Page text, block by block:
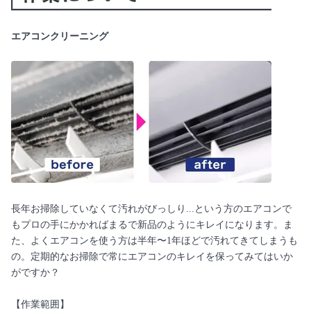
エアコンクリーニング
長年お掃除していなくて汚れがびっしり...という方のエアコンで
もプロの手にかかればまるで新品のようにキレイになります。ま
た、よくエアコンを使う方は半年〜1年ほどで汚れてきてしまうも
の。定期的なお掃除で常にエアコンのキレイを保ってみてはいか
がですか？
【作業範囲】